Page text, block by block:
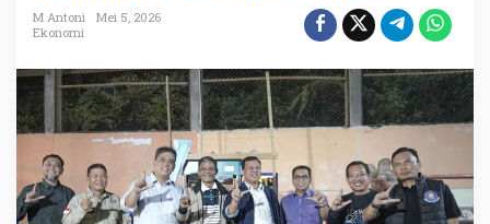
i
s
a
s
i
K
M Antoni
Mei 5, 2026
Ekonomi